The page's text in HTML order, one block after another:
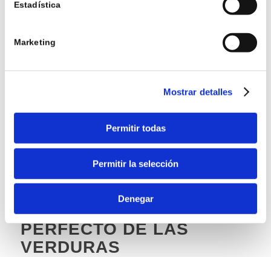
Estadística
Marketing
Mostrar detalles
Permitir todas
Permitir la selección
Denegar
POR UN CORTE
sangrar. Para esto, te aconsejamos que te enjuagues con agua
las cebollas. Dejará de sangrar enseguida.
4. PELAR UVAS
FÁCILMENTE
Si lo que quieres es quitarles la piel a las uvas, el mejor truco de
cocina que hay es meter el racimo 30 segundos en agua
hirviendo. La piel saldrá muy fácil.
5. CONSEGUIR EL PUNTO
PERFECTO DE LAS
VERDURAS